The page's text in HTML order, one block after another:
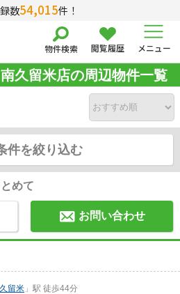
数54,015件！
物件検索 閲覧履歴 メニュー
久留米店の周辺物件一覧
件を絞り込む
めて
お問い合わせ
留米 」駅 徒歩44分